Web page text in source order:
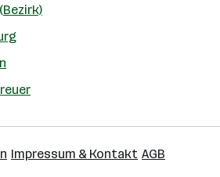
Impressum & Kontakt AGB